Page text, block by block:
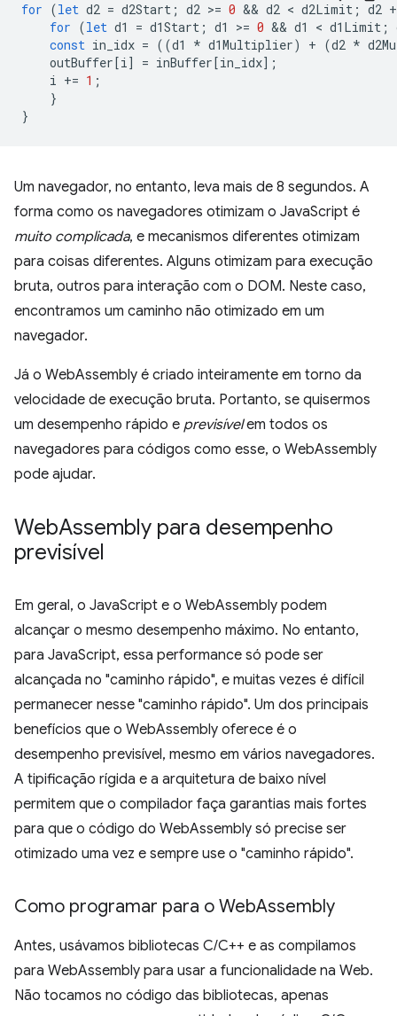
for (let d2 = d2Start ; d2 >= 0 && d2 < d2Limit ; d2
for (let d1 = d1Start ; d1 >= 0 && d1 < d1Limit ;
const in_idx = ((d1 * d1Multiplier) + (d2 *
outBuffer[i] = inBuffer[in_idx];
i += 1 ;
}
}
Um navegador, no entanto, leva mais de 8 segundos. A
forma como os navegadores otimizam o JavaScript é
muito complicada, e mecanismos diferentes otimizam
para coisas diferentes. Alguns otimizam para execução
bruta, outros para interação com o DOM. Neste caso,
encontramos um caminho não otimizado em um
navegador.
Já o WebAssembly é criado inteiramente em torno da
velocidade de execução bruta. Portanto, se quisermos
um desempenho rápido e previsívelem todos os
navegadores para códigos como esse, o WebAssembly
pode ajudar.
WebAssembly para desempenho
previsível
Em geral, o JavaScript e o WebAssembly podem
alcançar o mesmo desempenho máximo. No entanto,
para JavaScript, essa performance só pode ser
alcançada no "caminho rápido", e muitas vezes é difícil
permanecer nesse "caminho rápido". Um dos principais
benefícios que o WebAssembly oferece é o
desempenho previsível, mesmo em vários navegadores.
A tipificação rígida e a arquitetura de baixo nível
permitem que o compilador faça garantias mais fortes
para que o código do WebAssembly só precise ser
otimizado uma vez e sempre use o "caminho rápido".
Como programar para o WebAssembly
Antes, usávamos bibliotecas C/C++ e as compilamos
para WebAssembly para usar a funcionalidade na Web.
Não tocamos no código das bibliotecas, apenas